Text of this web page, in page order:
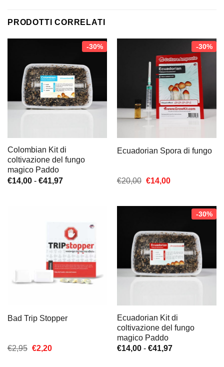
PRODOTTI CORRELATI
-30%
Colombian Kit di
coltivazione del fungo
magico Paddo
€14,00 - €41,97Fascia
€41,97
-30%
Ecuadorian Spora di fungo
€20,00 Il
era:
€14,00Il
è:
€14,00.
Bad Trip Stopper
€2,95 Il
€2,20Il
-30%
Ecuadorian Kit di
coltivazione del fungo
magico Paddo
€14,00 - €41,97Fascia